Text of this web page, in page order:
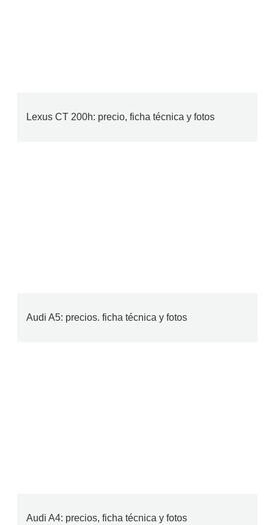
Lexus CT 200h: precio, ficha técnica y fotos
Audi A5: precios. ficha técnica y fotos
Audi A4: precios, ficha técnica y fotos